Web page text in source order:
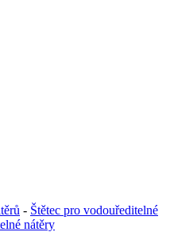
- Štětec pro vodouředitelné
nátěry